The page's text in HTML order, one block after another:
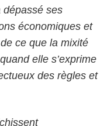
dépassé ses
économiques et
ce que la mixité
elle s’exprime
des règles et